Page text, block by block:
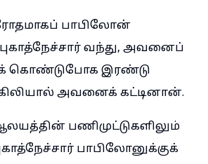
பாபிலோன்
வந்து, அவனைப்
கொண்டுபோக இரண்டு
அவனைக் கட்டினான்.
பணிமுட்டுகளிலும்
பாபிலோனுக்குக்